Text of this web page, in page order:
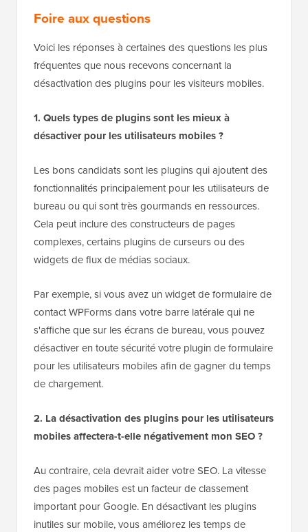
Foire aux questions
Voici les réponses à certaines des questions les plus
fréquentes que nous recevons concernant la
désactivation des plugins pour les visiteurs mobiles.
1. Quels types de plugins sont les mieux à
désactiver pour les utilisateurs mobiles ?
Les bons candidats sont les plugins qui ajoutent des
fonctionnalités principalement pour les utilisateurs de
bureau ou qui sont très gourmands en ressources.
Cela peut inclure des constructeurs de pages
complexes, certains plugins de curseurs ou des
widgets de flux de médias sociaux.
Par exemple, si vous avez un widget de formulaire de
contact WPForms dans votre barre latérale qui ne
s'affiche que sur les écrans de bureau, vous pouvez
désactiver en toute sécurité votre plugin de formulaire
pour les utilisateurs mobiles afin de gagner du temps
de chargement.
2. La désactivation des plugins pour les utilisateurs
mobiles affectera-t-elle négativement mon SEO ?
Au contraire, cela devrait aider votre SEO. La vitesse
des pages mobiles est un facteur de classement
important pour Google. En désactivant les plugins
inutiles sur mobile, vous améliorez les temps de